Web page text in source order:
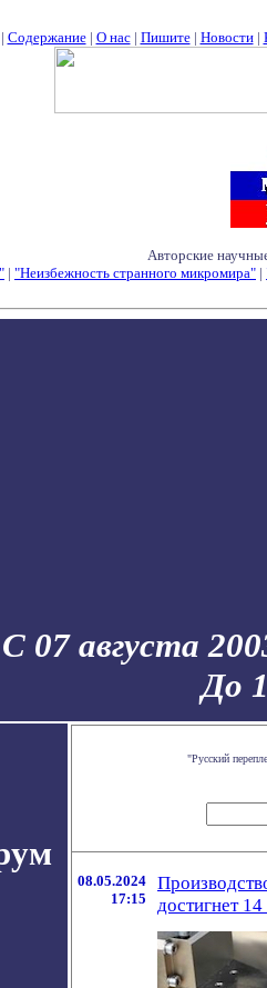
Содержание| О нас| Пишите| Новости|
Авторские
| "Неизбежность странного микромира" |
С 07 августа
До
"Русский
08.05.2024
17:15
достигнет 14